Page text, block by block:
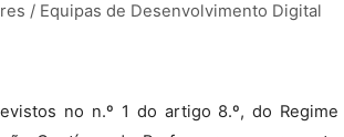
/ Equipas de Desenvolvimento Digital
no n.º 1 do artigo 8.º, do Regime